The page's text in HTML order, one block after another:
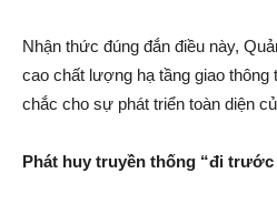
Nhận thức đúng đắn điều này,
cao chất lượng hạ tầng giao
chắc cho sự phát triển toàn diện
Phát huy truyền thống “đi